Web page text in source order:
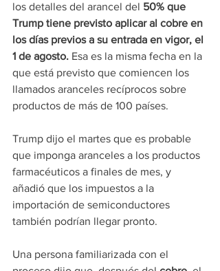
los detalles del arancel del 50% que
Trump tiene previsto aplicar al cobre en
los días previos a su entrada en vigor, el
1 de agosto. Esa es la misma fecha en la
que está previsto que comiencen los
llamados aranceles recíprocos sobre
productos de más de 100 países.
Trump dijo el martes que es probable
que imponga aranceles a los productos
farmacéuticos a finales de mes, y
añadió que los impuestos a la
importación de semiconductores
también podrían llegar pronto.
Una persona familiarizada con el